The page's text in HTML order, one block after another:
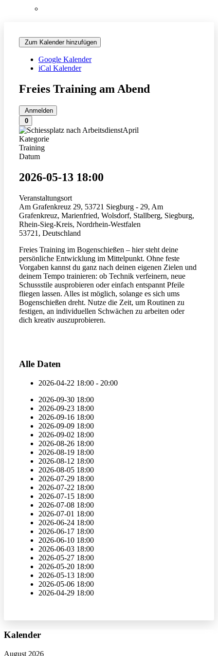
Zum Kalender hinzufügen
Google Kalender
iCal Kalender
Freies Training am Abend
Anmelden
0
Kategorie
Training
Datum
2026-05-13 18:00
Veranstaltungsort
Am Grafenkreuz 29, 53721 Siegburg - 29, Am
Grafenkreuz, Marienfried, Wolsdorf, Stallberg, Siegburg,
Rhein-Sieg-Kreis, Nordrhein-Westfalen
53721, Deutschland
Freies Training im Bogenschießen – hier steht deine
persönliche Entwicklung im Mittelpunkt. Ohne feste
Vorgaben kannst du ganz nach deinen eigenen Zielen und
deinem Tempo trainieren: ob Technik verfeinern, neue
Schussstile ausprobieren oder einfach entspannt Pfeile
fliegen lassen. Alles ist möglich, solange es sich ums
Bogenschießen dreht. Nutze die Zeit, um Routinen zu
festigen, an individuellen Schwächen zu arbeiten oder
dich kreativ auszuprobieren.
Alle Daten
2026-04-22 18:00 - 20:00
2026-09-30 18:00
2026-09-23 18:00
2026-09-16 18:00
2026-09-09 18:00
2026-09-02 18:00
2026-08-26 18:00
2026-08-19 18:00
2026-08-12 18:00
2026-08-05 18:00
2026-07-29 18:00
2026-07-22 18:00
2026-07-15 18:00
2026-07-08 18:00
2026-07-01 18:00
2026-06-24 18:00
2026-06-17 18:00
2026-06-10 18:00
2026-06-03 18:00
2026-05-27 18:00
2026-05-20 18:00
2026-05-13 18:00
2026-05-06 18:00
2026-04-29 18:00
Kalender
Jahr
Monat
Jahr
Monat
August 2026